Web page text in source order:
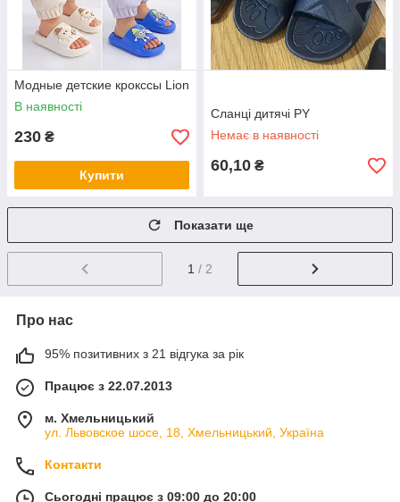
Модные детские крокссы Lion
В наявності
230 ₴
Купити
Cланці дитячі PY
Немає в наявності
60,10 ₴
Показати ще
1 / 2
Про нас
95% позитивних з 21 відгука за рік
Працює з 22.07.2013
м. Хмельницький
ул. Львовское шосе, 18, Хмельницький, Україна
Контакти
Сьогодні працює з 09:00 до 20:00